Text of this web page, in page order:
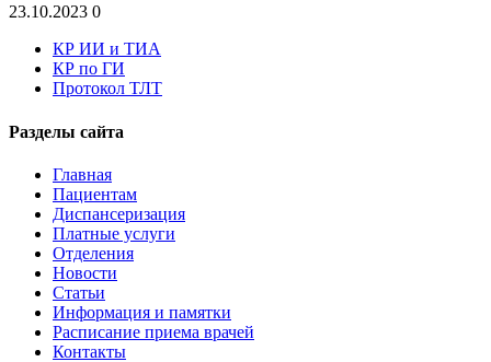
23.10.2023 0
КР ИИ и ТИА
КР по ГИ
Протокол ТЛТ
Разделы сайта
Главная
Пациентам
Диспансеризация
Платные услуги
Отделения
Новости
Статьи
Информация и памятки
Расписание приема врачей
Контакты